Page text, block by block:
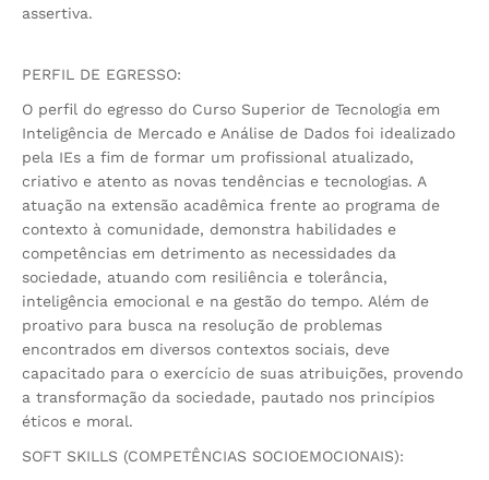
assertiva.
PERFIL DE EGRESSO:
O perfil do egresso do Curso Superior de Tecnologia em
Inteligência de Mercado e Análise de Dados foi idealizado
pela IEs a fim de formar um profissional atualizado,
criativo e atento as novas tendências e tecnologias. A
atuação na extensão acadêmica frente ao programa de
contexto à comunidade, demonstra habilidades e
competências em detrimento as necessidades da
sociedade, atuando com resiliência e tolerância,
inteligência emocional e na gestão do tempo. Além de
proativo para busca na resolução de problemas
encontrados em diversos contextos sociais, deve
capacitado para o exercício de suas atribuições, provendo
a transformação da sociedade, pautado nos princípios
éticos e moral.
SOFT SKILLS (COMPETÊNCIAS SOCIOEMOCIONAIS):